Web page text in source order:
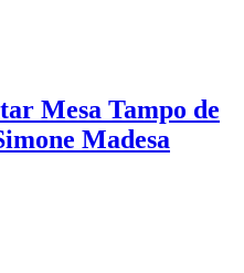
Mesa Tampo de
Madesa